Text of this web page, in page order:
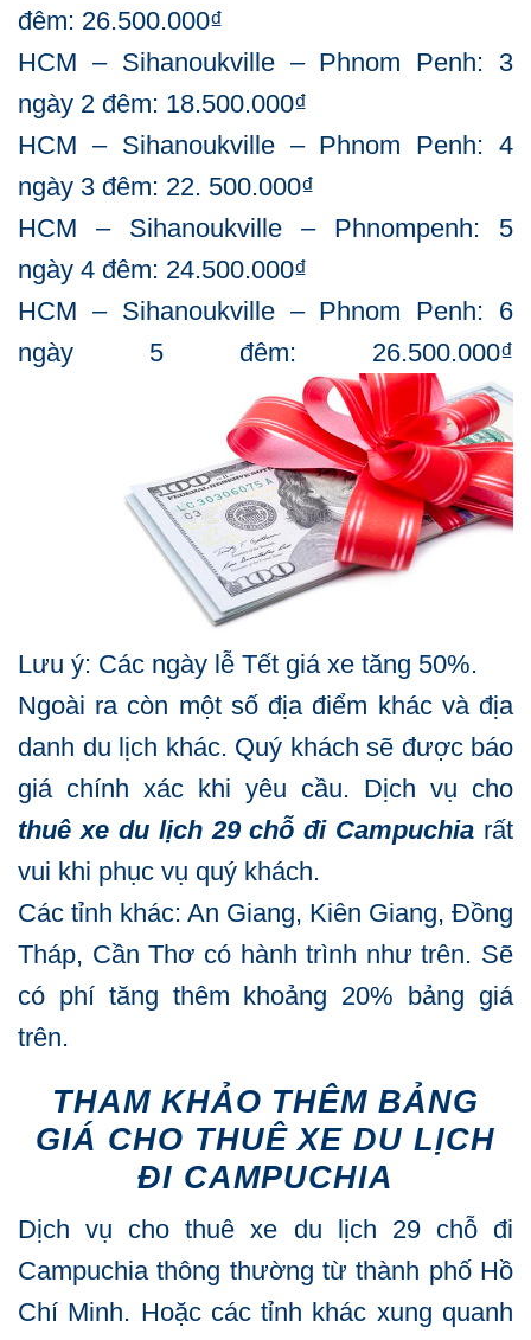
đêm: 26.500.000₫
HCM – Sihanoukville – Phnom Penh: 3
ngày 2 đêm: 18.500.000₫
HCM – Sihanoukville – Phnom Penh: 4
ngày 3 đêm: 22. 500.000₫
HCM – Sihanoukville – Phnompenh: 5
ngày 4 đêm: 24.500.000₫
HCM – Sihanoukville – Phnom Penh: 6
ngày 5 đêm: 26.500.000₫
Lưu ý: Các ngày lễ Tết giá xe tăng 50%.
Ngoài ra còn một số địa điểm khác và địa
danh du lịch khác. Quý khách sẽ được báo
giá chính xác khi yêu cầu. Dịch vụ cho
thuê xe du lịch 29 chỗ đi Campuchia rất
vui khi phục vụ quý khách.
Các tỉnh khác: An Giang, Kiên Giang, Đồng
Tháp, Cần Thơ có hành trình như trên. Sẽ
có phí tăng thêm khoảng 20% bảng giá
trên.
THAM KHẢO THÊM BẢNG
GIÁ CHO THUÊ XE DU LỊCH
ĐI CAMPUCHIA
Dịch vụ cho thuê xe du lịch 29 chỗ đi
Campuchia thông thường từ thành phố Hồ
Chí Minh. Hoặc các tỉnh khác xung quanh